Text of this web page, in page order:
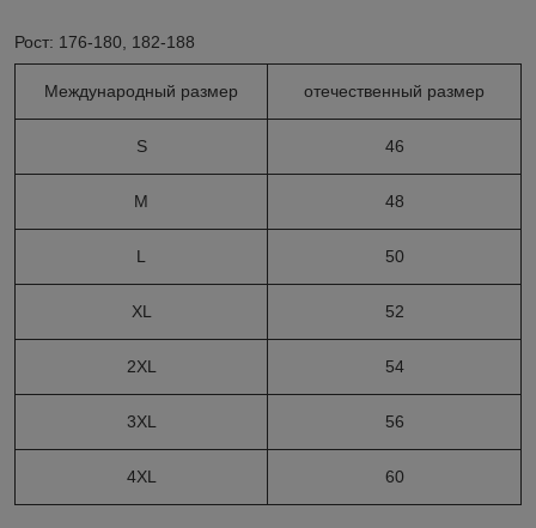
Рост: 176-180, 182-188
Международный размер отечественный размер
S 46
M 48
L 50
XL 52
2XL 54
3XL 56
4XL 60